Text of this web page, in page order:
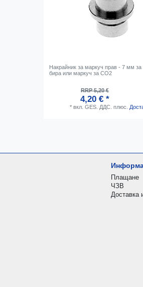
Накрайник за маркуч прав - 7 мм за
бира или маркуч за CO2
RRP 5,20 €
4,20 € *
* вкл. GES. ДДС. плюс.
Плащане
ЧЗВ
Доставка